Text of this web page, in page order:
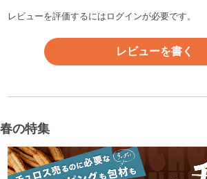
レビューを評価するには ログインが必要です。
レビューを書く
春の特集